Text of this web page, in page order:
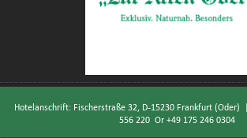
Hotelanschrift: Fischerstraße 32, D-15230 Frankfurt
556 220Or +49 175 246 0304